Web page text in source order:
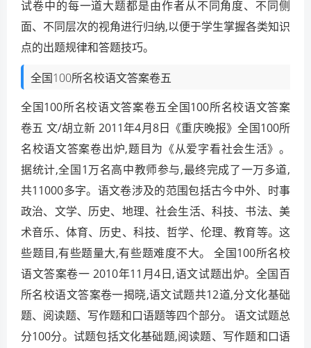
试卷中的每一道大题都是由作者从不同角度、不同侧
面、不同层次的视角进行归纳,以便于学生掌握各类知识
点的出题规律和答题技巧。
全国100所名校语文答案卷五
全国100所名校语文答案卷五全国100所名校语文答案
卷五 文/胡立新 2011年4月8日《重庆晚报》全国100所
名校语文答案卷出炉,题目为《从爱字看社会生活》。
据统计,全国1万名高中教师参与,最终完成了一万多道,
共11000多字。语文卷涉及的范围包括古今中外、时事
政治、文学、历史、地理、社会生活、科技、书法、美
术音乐、体育、历史、科技、哲学、伦理、教育等。这
些题目,有些题量大,有些题难度不大。 全国100所名校
语文答案卷一 2010年11月4日,语文试题出炉。全国百
所名校语文答案卷一揭晓,语文试题共12道,分文化基础
题、阅读题、写作题和口语题等四个部分。 语文试题总
分100分。试题包括文化基础题,阅读题、写作题和口语